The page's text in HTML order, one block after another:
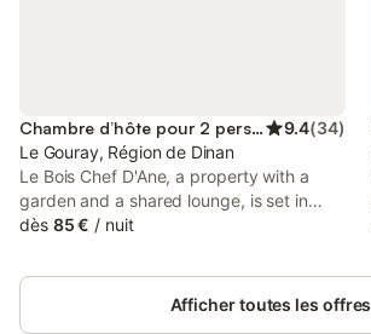
Chambre d’hôte pour 2 personnes 9.4(34)
Le Gouray, Région de Dinan
Le Bois Chef D'Ane, a property with a
garden and a shared lounge, is set in
Collinée, 33 km from Museum of Art and
Saint-Brieuc Cathedral, as well as 33 km
from Saint-Brieuc Train Station.
dès 85 € / nuit
Afficher toutes les offres